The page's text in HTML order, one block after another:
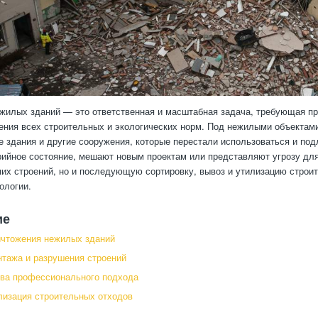
зданий — это ответственная и масштабная задача, требующая
всех строительных и экологических норм. Под нежилыми
и другие сооружения, которые перестали использоваться и
состояние, мешают новым проектам или представляют угрозу
строений, но и последующую сортировку, вывоз и утилизацию
нежилых зданий
и разрушения строений
профессионального подхода
строительных отходов